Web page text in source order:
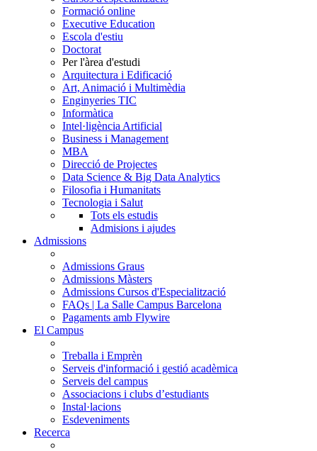
Formació online
Executive Education
Escola d'estiu
Doctorat
Per l'àrea d'estudi
Arquitectura i Edificació
Art, Animació i Multimèdia
Enginyeries TIC
Informàtica
Intel·ligència Artificial
Business i Management
MBA
Direcció de Projectes
Data Science & Big Data Analytics
Filosofia i Humanitats
Tecnologia i Salut
Tots els estudis
Admisions i ajudes
Admissions
Admissions Graus
Admissions Màsters
Admissions Cursos d'Especialització
FAQs | La Salle Campus Barcelona
Pagaments amb Flywire
El Campus
Treballa i Emprèn
Serveis d'informació i gestió acadèmica
Serveis del campus
Associacions i clubs d’estudiants
Instal·lacions
Esdeveniments
Recerca